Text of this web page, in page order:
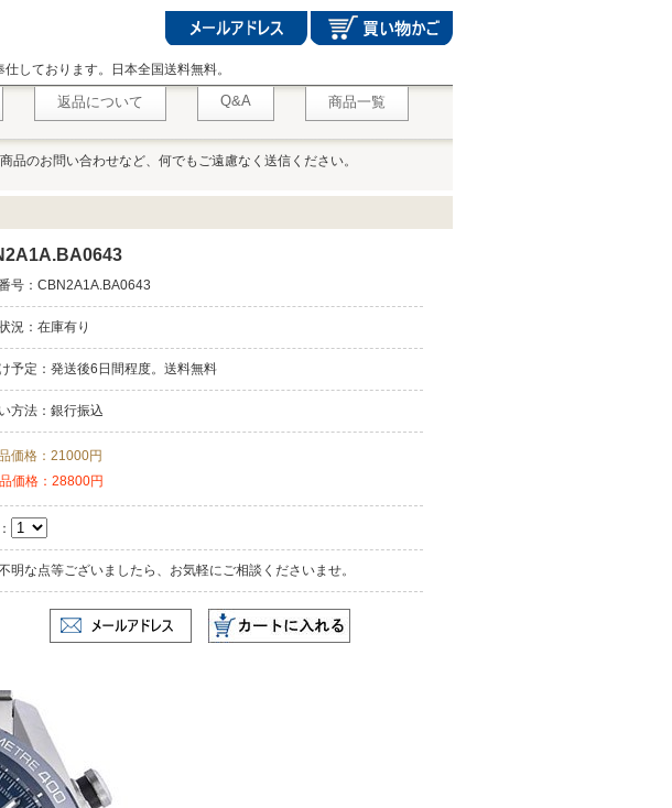
しております。日本全国送料無料。
返品について Q&A 商品一覧
品のお問い合わせなど、何でもご遠慮なく送信ください。
号：CBN2A1A.BA0643
況：在庫有り
予定：発送後6日間程度。送料無料
方法：銀行振込
価格：21000円
価格：28800円
明な点等ございましたら、お気軽にご相談くださいませ。